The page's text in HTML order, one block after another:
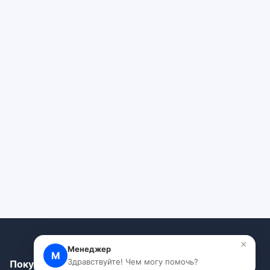
Покупателям
М
Менеджер
Здравствуйте! Чем могу помочь?
×